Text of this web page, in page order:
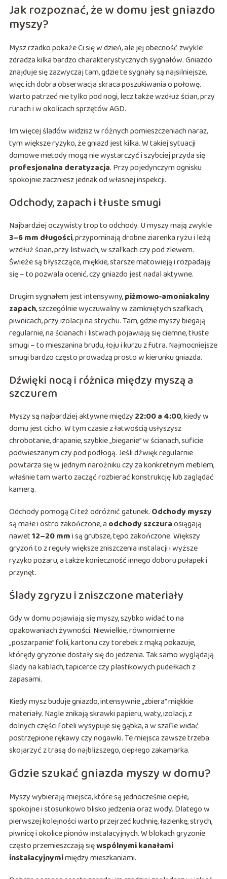
Jak rozpoznać, że w domu jest gniazdo
myszy?
Mysz rzadko pokaże Ci się w dzień, ale jej obecność zwykle
zdradza kilka bardzo charakterystycznych sygnałów. Gniazdo
znajduje się zazwyczaj tam, gdzie te sygnały są najsilniejsze,
więc ich dobra obserwacja skraca poszukiwania o połowę.
Warto patrzeć nie tylko pod nogi, lecz także wzdłuż ścian, przy
rurach i w okolicach sprzętów AGD.
Im więcej śladów widzisz w różnych pomieszczeniach naraz,
tym większe ryzyko, że gniazd jest kilka. W takiej sytuacji
domowe metody mogą nie wystarczyć i szybciej przyda się
profesjonalna deratyzacja. Przy pojedynczym ognisku
spokojnie zaczniesz jednak od własnej inspekcji.
Odchody, zapach i tłuste smugi
Najbardziej oczywisty trop to odchody. U myszy mają zwykle
3–6 mm długości, przypominają drobne ziarenka ryżu i leżą
wzdłuż ścian, przy listwach, w szafkach czy pod zlewem.
Świeże są błyszczące, miękkie, starsze matowieją i rozpadają
się – to pozwala ocenić, czy gniazdo jest nadal aktywne.
Drugim sygnałem jest intensywny,piżmowo‑amoniakalny
zapach, szczególnie wyczuwalny w zamkniętych szafkach,
piwnicach, przy izolacji na strychu. Tam, gdzie myszy biegają
regularnie, na ścianach i listwach pojawiają się ciemne, tłuste
smugi – to mieszanina brudu, łoju i kurzu z futra. Najmocniejsze
smugi bardzo często prowadzą prosto w kierunku gniazda.
Dźwięki nocą i różnica między myszą a
szczurem
Myszy są najbardziej aktywne między 22:00 a 4:00, kiedy w
domu jest cicho. W tym czasie z łatwością usłyszysz
chrobotanie, drapanie, szybkie „bieganie” w ścianach, suficie
podwieszanym czy pod podłogą. Jeśli dźwięk regularnie
powtarza się w jednym narożniku czy za konkretnym meblem,
właśnie tam warto zacząć rozbierać konstrukcję lub zaglądać
kamerą.
Odchody pomogą Ci też odróżnić gatunek. Odchody myszy
są małe i ostro zakończone, a odchody szczuraosiągają
nawet12–20 mmi są grubsze, tępo zakończone. Większy
gryzoń to z reguły większe zniszczenia instalacji i wyższe
ryzyko pożaru, a także konieczność innego doboru pułapek i
przynęt.
Ślady zgryzu i zniszczone materiały
Gdy w domu pojawiają się myszy, szybko widać to na
opakowaniach żywności. Niewielkie, równomierne
„poszarpanie” folii, kartonu czy torebek z mąką pokazuje,
którędy gryzonie dostały się do jedzenia. Tak samo wyglądają
ślady na kablach, tapicerce czy plastikowych pudełkach z
zapasami.
Kiedy mysz buduje gniazdo, intensywnie „zbiera” miękkie
materiały. Nagle znikają skrawki papieru, waty, izolacji, z
dolnych części foteli wysypuje się gąbka, a w szafie widać
postrzępione rękawy czy nogawki. Te miejsca zawsze trzeba
skojarzyć z trasą do najbliższego, ciepłego zakamarka.
Gdzie szukać gniazda myszy w domu?
Myszy wybierają miejsca, które są jednocześnie ciepłe,
spokojne i stosunkowo blisko jedzenia oraz wody. Dlatego w
pierwszej kolejności warto przejrzeć kuchnię, łazienkę, strych,
piwnicę i okolice pionów instalacyjnych. W blokach gryzonie
często przemieszczają sięwspólnymi kanałami
instalacyjnymimiędzy mieszkaniami.